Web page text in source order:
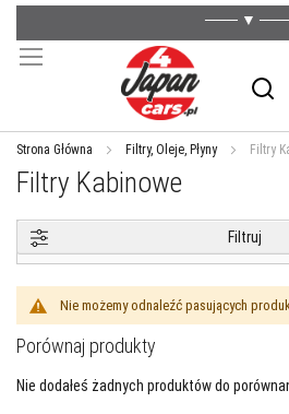
─── ▼
do
treści
Strona Główna Filtry, Oleje, Płyny Filtry
Filtry Kabinowe
WYSZUKIWARKA AMASTY
Nie możemy odnaleźć pasujących
Filtruj
Porównaj produkty
Nie dodałeś żadnych produktów do